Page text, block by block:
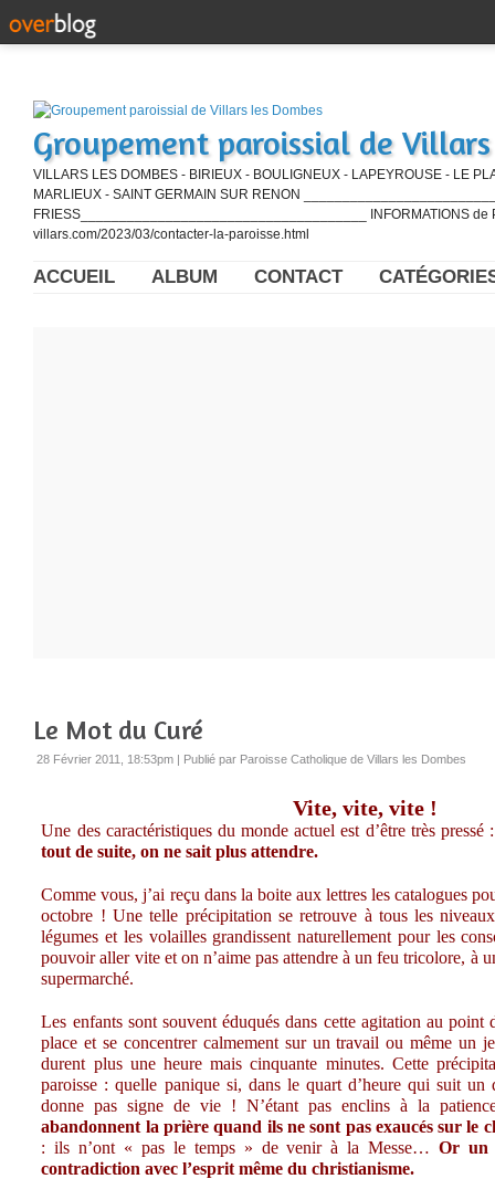
Groupement paroissial de
VILLARS LES DOMBES - BIRIEUX - BOULIGNEUX - LAPEYROUSE - LE
MARLIEUX - SAINT GERMAIN SUR RENON
FRIESS_____________________________________ INFORMATIONS de
villars.com/2023/03/contacter-la-paroisse.html
ACCUEIL ALBUM CONTACT
Le Mot du Curé
28 Février 2011, 18:53pm | Publié par Paroisse Catholique de Villars les Dombes
Vite, vite, vite !
Une des caractéristiques du monde actuel est d’être très pressé :
tout de suite, on ne sait plus attendre.
Comme vous, j’ai reçu dans la boite aux lettres les catalogues
octobre ! Une telle précipitation se retrouve à tous les
légumes et les volailles grandissent naturellement pour les
pouvoir aller vite et on n’aime pas attendre à un feu tricolore, à
supermarché.
Les enfants sont souvent éduqués dans cette agitation au point
place et se concentrer calmement sur un travail ou même un
durent plus une heure mais cinquante minutes. Cette
paroisse : quelle panique si, dans le quart d’heure qui suit un
donne pas signe de vie ! N’étant pas enclins à la
abandonnent la prière quand ils ne sont pas exaucés sur le
: ils n’ont « pas le temps » de venir à la Messe…Or un
contradiction avec l’esprit même du christianisme.